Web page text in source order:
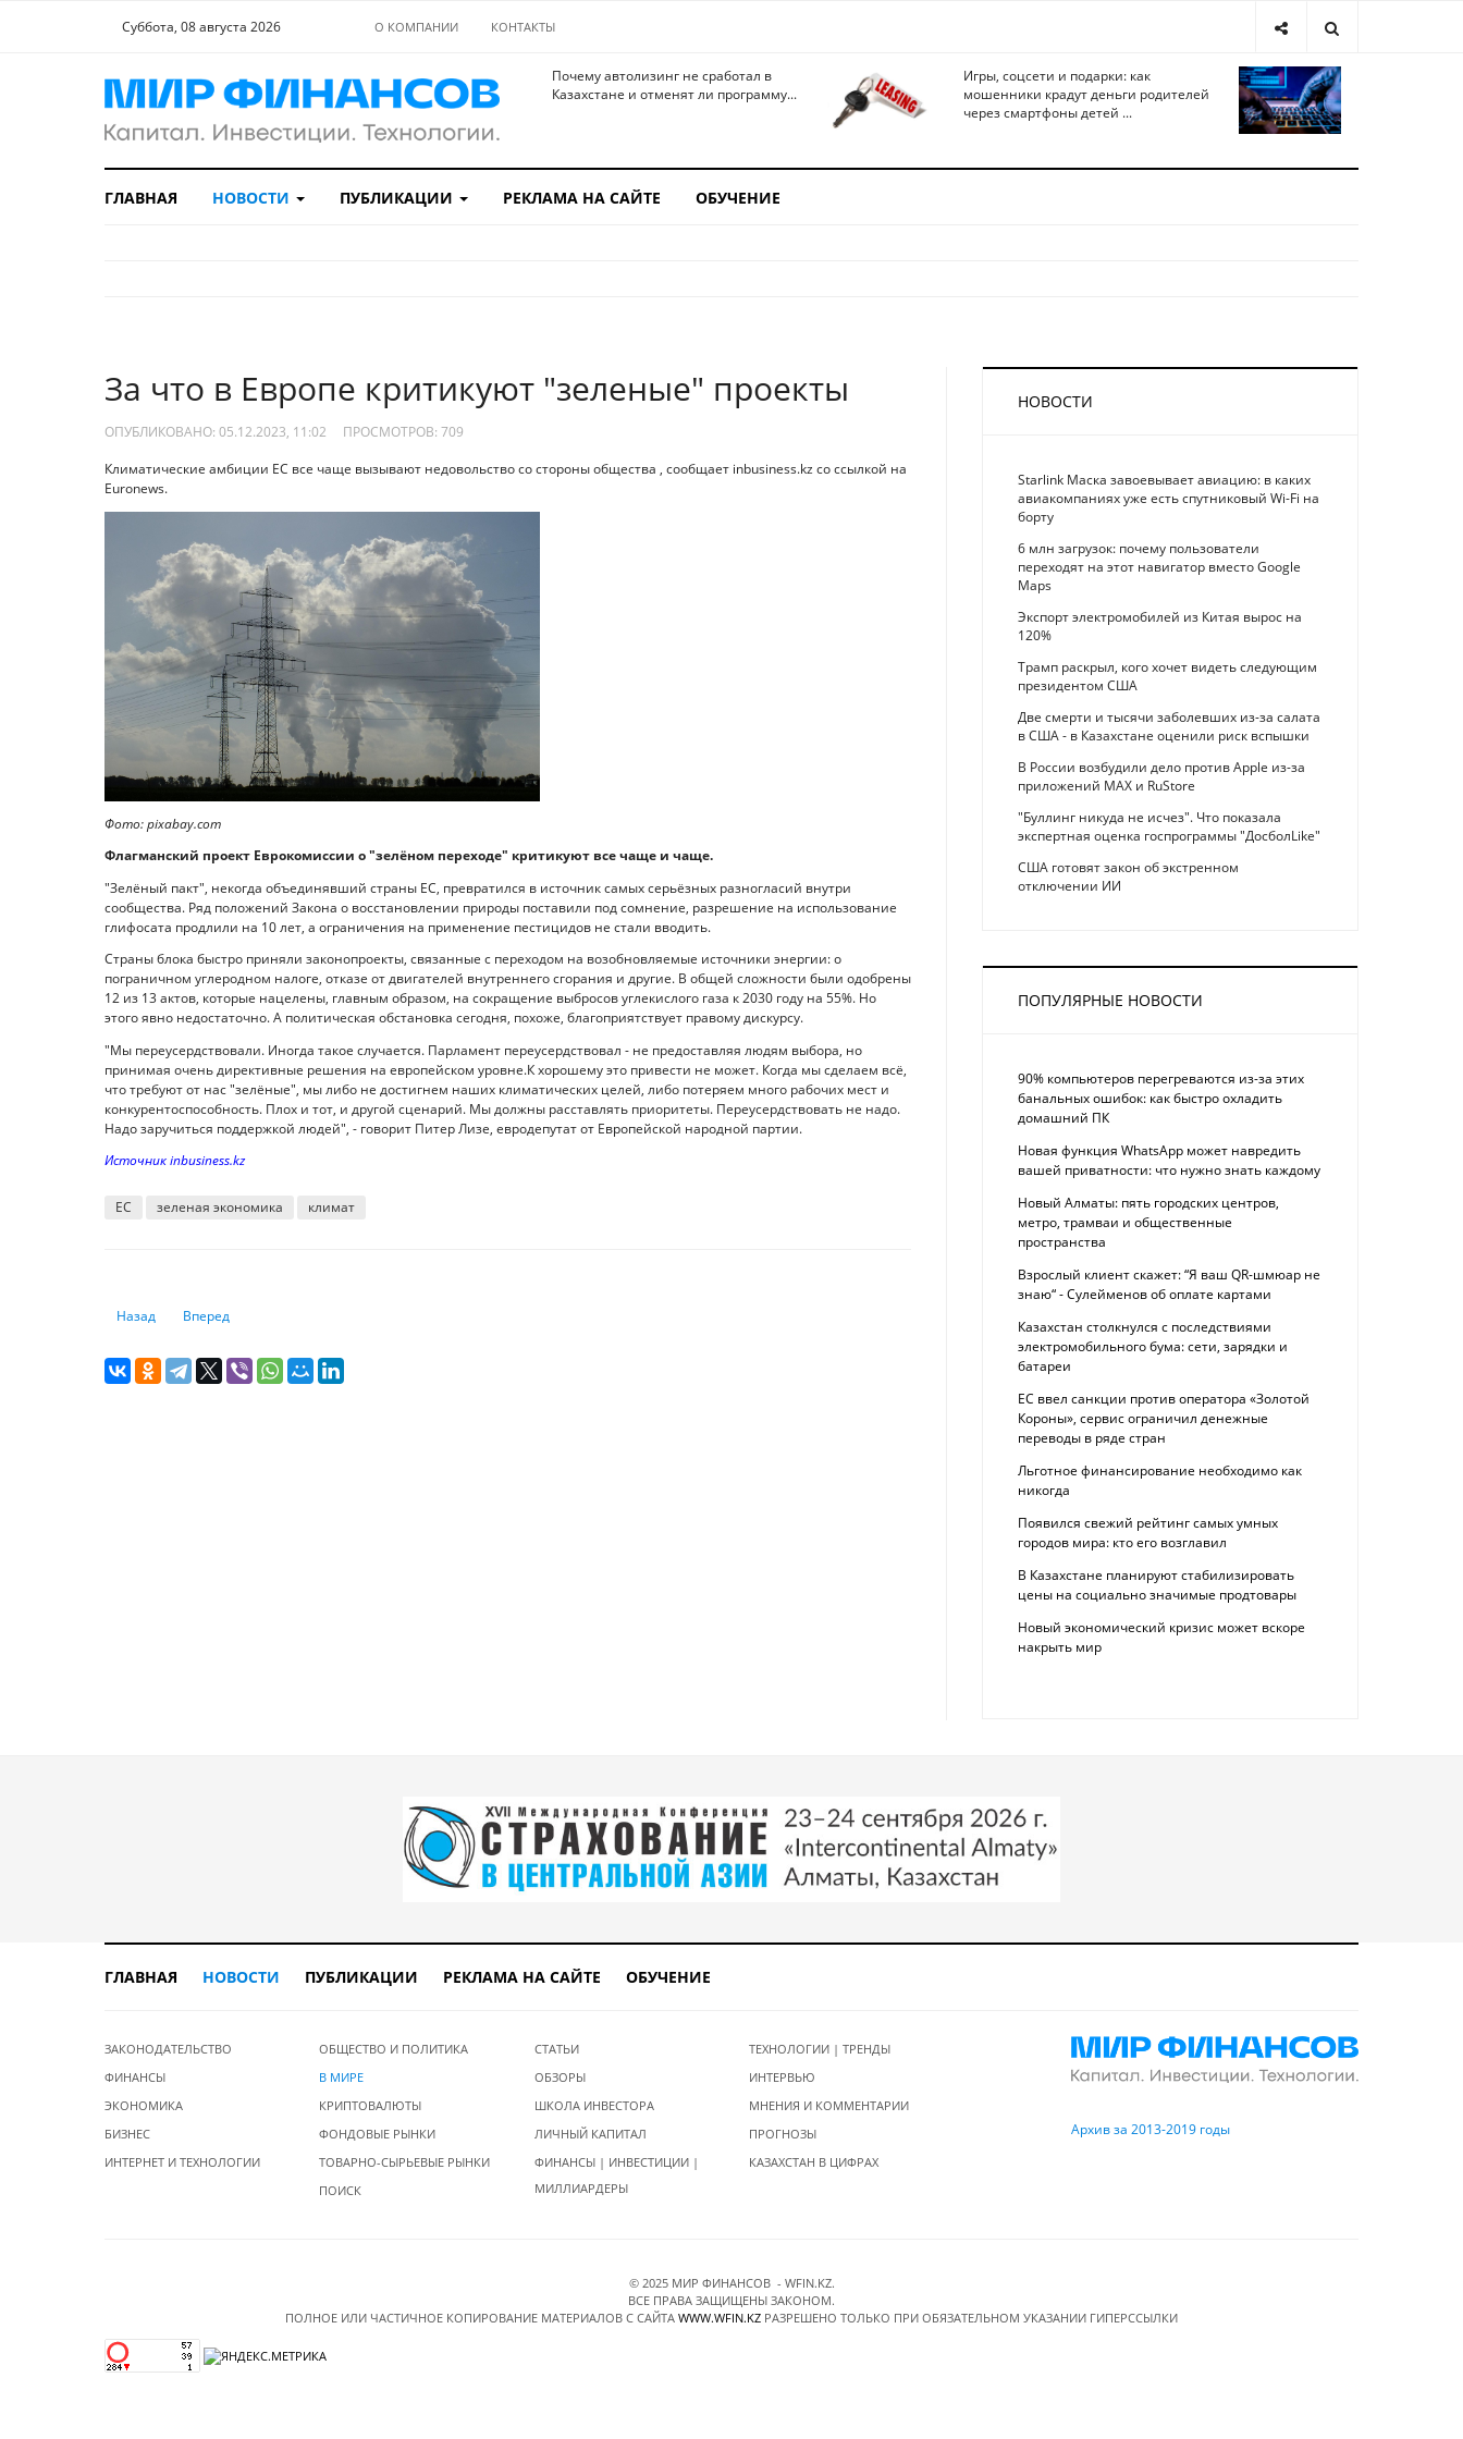
Суббота, 08 августа 2026 О КОМПАНИИ КОНТАКТЫ
Почему автолизинг не сработал в
Казахстане и отменят ли программу...
Игры, соцсети и подарки: как
мошенники крадут деньги родителей
через смартфоны детей ...
ГЛАВНАЯ НОВОСТИ ПУБЛИКАЦИИ РЕКЛАМА НА САЙТЕ ОБУЧЕНИЕ
За что в Европе критикуют "зеленые" проекты
ОПУБЛИКОВАНО: 05.12.2023, 11:02 ПРОСМОТРОВ: 709
Климатические амбиции ЕС все чаще вызывают недовольство со стороны общества , сообщает inbusiness.kz со ссылкой на
Euronews.
Фото: pixabay.com
Флагманский проект Еврокомиссии о "зелёном переходе" критикуют все чаще и чаще.
"Зелёный пакт", некогда объединявший страны ЕС, превратился в источник самых серьёзных разногласий внутри
сообщества. Ряд положений Закона о восстановлении природы поставили под сомнение, разрешение на использование
глифосата продлили на 10 лет, а ограничения на применение пестицидов не стали вводить.
Страны блока быстро приняли законопроекты, связанные с переходом на возобновляемые источники энергии: о
пограничном углеродном налоге, отказе от двигателей внутреннего сгорания и другие. В общей сложности были одобрены
12 из 13 актов, которые нацелены, главным образом, на сокращение выбросов углекислого газа к 2030 году на 55%. Но
этого явно недостаточно. А политическая обстановка сегодня, похоже, благоприятствует правому дискурсу.
"Мы переусердствовали. Иногда такое случается. Парламент переусердствовал - не предоставляя людям выбора, но
принимая очень директивные решения на европейском уровне.К хорошему это привести не может. Когда мы сделаем всё,
что требуют от нас "зелёные", мы либо не достигнем наших климатических целей, либо потеряем много рабочих мест и
конкурентоспособность. Плох и тот, и другой сценарий. Мы должны расставлять приоритеты. Переусердствовать не надо.
Надо заручиться поддержкой людей", - говорит Питер Лизе, евродепутат от Европейской народной партии.
Источник inbusiness.kz
ЕС зеленая экономика климат
Предыдущий: Лучшие страны для цифровых кочевников: рейтинг VisaGuide
Назад Следующий: Новый вирус-мутант в Китае: стоит ли опасаться Казахстану
Вперед
НОВОСТИ
Starlink Маска завоевывает авиацию: в каких
авиакомпаниях уже есть спутниковый Wi-Fi на
борту
6 млн загрузок: почему пользователи
переходят на этот навигатор вместо Google
Maps
Экспорт электромобилей из Китая вырос на
120%
Трамп раскрыл, кого хочет видеть следующим
президентом США
Две смерти и тысячи заболевших из-за салата
в США - в Казахстане оценили риск вспышки
В России возбудили дело против Apple из-за
приложений MAX и RuStore
"Буллинг никуда не исчез". Что показала
экспертная оценка госпрограммы "ДосболLike"
США готовят закон об экстренном
отключении ИИ
ПОПУЛЯРНЫЕ НОВОСТИ
90% компьютеров перегреваются из-за этих
банальных ошибок: как быстро охладить
домашний ПК
Новая функция WhatsApp может навредить
вашей приватности: что нужно знать каждому
Новый Алматы: пять городских центров,
метро, трамваи и общественные
пространства
Взрослый клиент скажет: “Я ваш QR-шмюар не
знаю“ - Сулейменов об оплате картами
Казахстан столкнулся с последствиями
электромобильного бума: сети, зарядки и
батареи
ЕС ввел санкции против оператора «Золотой
Короны», сервис ограничил денежные
переводы в ряде стран
Льготное финансирование необходимо как
никогда
Появился свежий рейтинг самых умных
городов мира: кто его возглавил
В Казахстане планируют стабилизировать
цены на социально значимые продтовары
Новый экономический кризис может вскоре
накрыть мир
ГЛАВНАЯ НОВОСТИ ПУБЛИКАЦИИ РЕКЛАМА НА САЙТЕ ОБУЧЕНИЕ
ЗАКОНОДАТЕЛЬСТВО
ФИНАНСЫ
ЭКОНОМИКА
БИЗНЕС
ИНТЕРНЕТ И ТЕХНОЛОГИИ
ОБЩЕСТВО И ПОЛИТИКА
В МИРЕ
КРИПТОВАЛЮТЫ
ФОНДОВЫЕ РЫНКИ
ТОВАРНО-СЫРЬЕВЫЕ РЫНКИ
ПОИСК
СТАТЬИ
ОБЗОРЫ
ШКОЛА ИНВЕСТОРА
ЛИЧНЫЙ КАПИТАЛ
ФИНАНСЫ | ИНВЕСТИЦИИ |
МИЛЛИАРДЕРЫ
ТЕХНОЛОГИИ | ТРЕНДЫ
ИНТЕРВЬЮ
МНЕНИЯ И КОММЕНТАРИИ
ПРОГНОЗЫ
КАЗАХСТАН В ЦИФРАХ
Архив за 2013-2019 годы
© 2025 МИР ФИНАНСОВ - WFIN.KZ.
ВСЕ ПРАВА ЗАЩИЩЕНЫ ЗАКОНОМ.
ПОЛНОЕ ИЛИ ЧАСТИЧНОЕ КОПИРОВАНИЕ МАТЕРИАЛОВ C САЙТА WWW.WFIN.KZ РАЗРЕШЕНО ТОЛЬКО ПРИ ОБЯЗАТЕЛЬНОМ УКАЗАНИИ ГИПЕРССЫЛКИ